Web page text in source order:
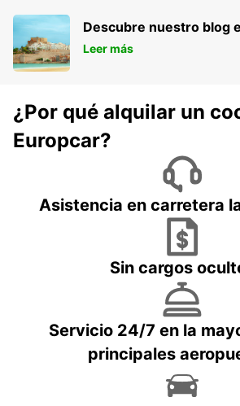
Descubre nuestro blog
Leer más
¿Por qué alquilar un
Europcar?
Asistencia en carretera
Sin cargos
Servicio 24/7 en la
principales